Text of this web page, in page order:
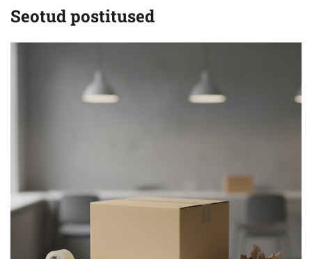
Seotud postitused